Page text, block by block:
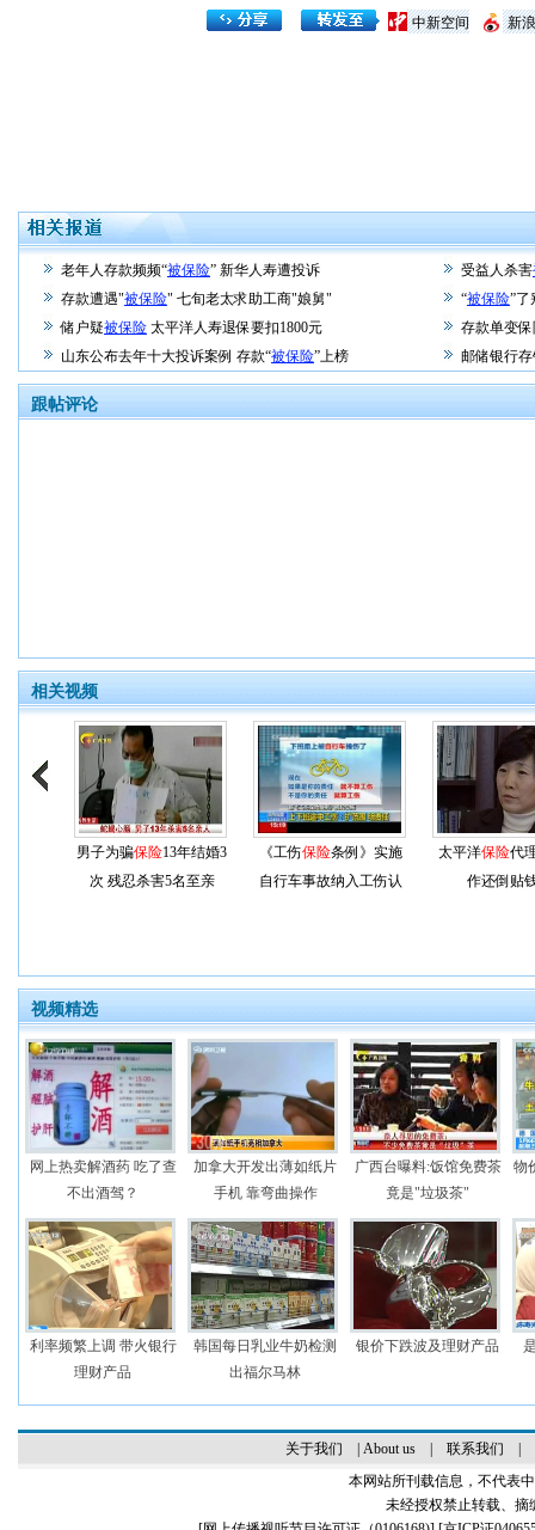
新
中新空间
老年人存款频频“被保险” 新华人寿遭投诉 受益人杀害
存款遭遇"被保险" 七旬老太求助工商"娘舅" “被保险”了
储户疑被保险 太平洋人寿退保要扣1800元
存款单变
山东公布去年十大投诉案例 存款“被保险”上榜 邮储银行存
跟帖评论
相关视频
男子为骗保险13年结婚3
次 残忍杀害5名至亲
《工伤保险条例》实施
自行车事故纳入工伤认
太平洋保险代
作还倒贴
视频精选
网上热卖解酒药 吃了查
不出酒驾？
加拿大开发出薄如纸片
手机 靠弯曲操作
广西台曝料:饭馆免费茶
竟是"垃圾茶"
物
利率频繁上调 带火银行
理财产品
韩国每日乳业牛奶检测
出福尔马林
银价下跌波及理财产品
关于我们 About us| 联系我们
本网站所刊载信息，不代表
未经授权禁止转载、摘